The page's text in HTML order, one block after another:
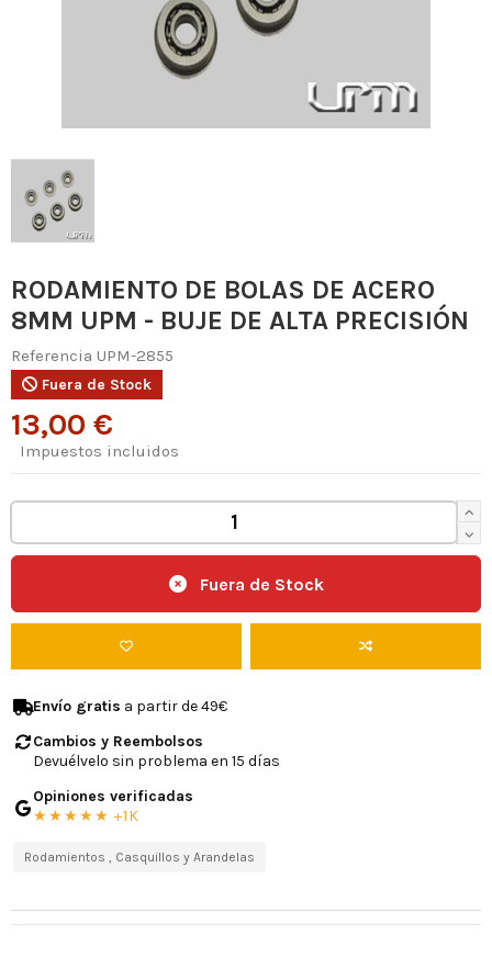
RODAMIENTO DE BOLAS DE ACERO
8MM UPM - BUJE DE ALTA PRECISIÓN
Referencia UPM-2855
Fuera de Stock
13,00 €
Impuestos incluidos
Fuera de Stock
Envío gratis a partir de 49€
Cambios y Reembolsos
Devuélvelo sin problema en 15 días
Opiniones verificadas
★★★★★ +1K
Rodamientos , Casquillos y Arandelas